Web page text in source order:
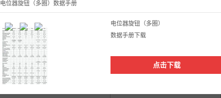
电位器旋钮（多圈）数据手册
电位器旋钮（多圈）
数据手册下载
点击下载